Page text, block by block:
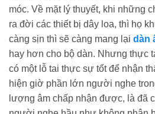
móc. Về mặt lý thuyết, khi những
ra đời các thiết bị dây loa, thì họ
càng sịn thì sẽ càng mang lại dàn
hay hơn cho bộ dàn. Nhưng thực
có một lỗ tai thực sự tốt để nhận
hiện giờ phần lớn người nghe
lượng âm chấp nhận được, là đã